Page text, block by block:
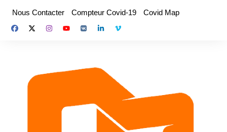
contenu
Nous Contacter Compteur Covid-19 Covid Map